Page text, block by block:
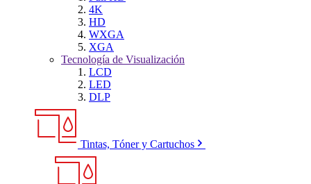
4K
HD
WXGA
XGA
Tecnología de Visualización
LCD
LED
DLP
Tintas, Tóner y Cartuchos